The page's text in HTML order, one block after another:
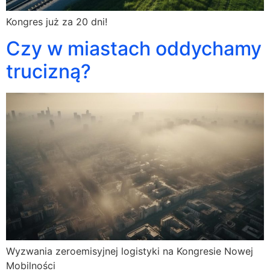
Kongres już za 20 dni!
Czy w miastach oddychamy
trucizną?
Wyzwania zeroemisyjnej logistyki na Kongresie Nowej
Mobilności